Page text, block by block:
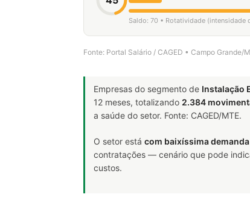
Saldo: 70 • Rotatividade
Fonte: Portal Salário / CAGED • Campo
Empresas do segmento de Instalação
12 meses, totalizando 2.384
a saúde do setor. Fonte: CAGED/MTE.
O setor está com baixíssima demanda
contratações — cenário que pode
custos.